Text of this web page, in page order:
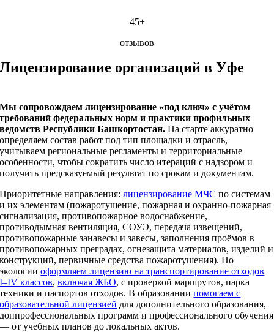
45+
отзывов
Лицензирование организаций в Уфе
Мы сопровождаем лицензирование «под ключ» с учётом
требований федеральных норм и практики профильных
ведомств Республики Башкортостан. На старте аккуратно
определяем состав работ под тип площадки и отрасль,
учитываем региональные регламенты и территориальные
особенности, чтобы сократить число итераций с надзором и
получить предсказуемый результат по срокам и документам.
Приоритетные направления:лицензирование МЧС по системам
и их элементам (пожаротушение, пожарная и охранно‑пожарная
сигнализация, противопожарное водоснабжение,
противодымная вентиляция, СОУЭ, передача извещений,
противопожарные занавесы и завесы, заполнения проёмов в
противопожарных преградах, огнезащита материалов, изделий и
конструкций, первичные средства пожаротушения). По
экологииоформляем лицензию на транспортирование отходов
I–IV классов,включая ЖБО, с проверкой маршрутов, парка
техники и паспортов отходов. В образованиипомогаем с
образовательной лицензией для дополнительного образования,
доппрофессиональных программ и профессионального обучения
— от учебных планов до локальных актов.